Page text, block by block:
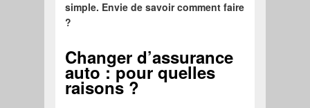
simple. Envie de savoir comment faire
?
Changer d’assurance
auto : pour quelles
raisons ?